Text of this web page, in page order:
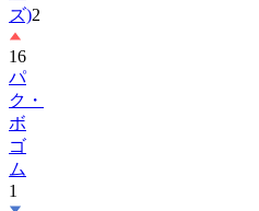
16
パ
ク・
ボ
ゴ
ム
1
17